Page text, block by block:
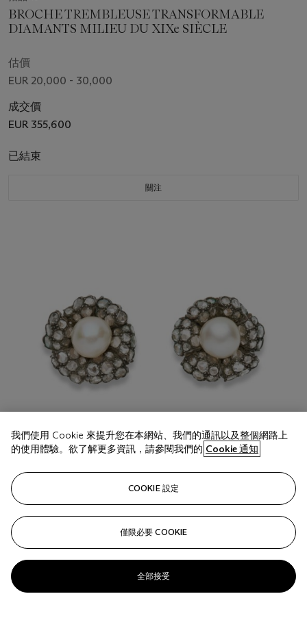
BROCHE TREMBLEUSE TRANSFORMABLE
DIAMANTS MILIEU DU XIXe SIÈCLE
估價
EUR 20,000 - 30,000
成交價
EUR 355,600
已結束
關注
拍品 17
我們使用 Cookie 來提升您在本網站、我們的通訊以及整個網路上
的使用體驗。欲了解更多資訊，請參閱我們的 Cookie 通知
COOKIE 設定
僅限必要 COOKIE
全部接受